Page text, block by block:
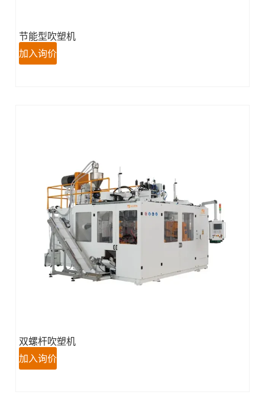
节能型吹塑机
加入询价
双螺杆吹塑机
加入询价